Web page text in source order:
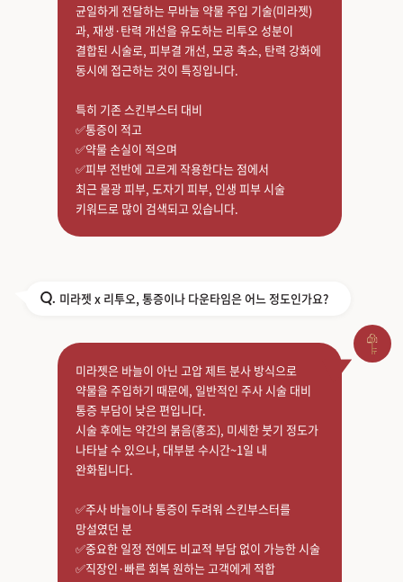
균일하게 전달하는 무바늘 약물 주입 기술(미라젯)
과, 재생·탄력 개선을 유도하는 리투오 성분이
결합된 시술로, 피부결 개선, 모공 축소, 탄력 강화에
동시에 접근하는 것이 특징입니다.
특히 기존 스킨부스터 대비
✅통증이 적고
✅약물 손실이 적으며
✅피부 전반에 고르게 작용한다는 점에서
최근 물광 피부, 도자기 피부, 인생 피부 시술
키워드로 많이 검색되고 있습니다.
Q. 미라젯 x 리투오, 통증이나 다운타임은 어느 정도인가요?
미라젯은 바늘이 아닌 고압 제트 분사 방식으로
약물을 주입하기 때문에, 일반적인 주사 시술 대비
통증 부담이 낮은 편입니다.
시술 후에는 약간의 붉음(홍조), 미세한 붓기 정도가
나타날 수 있으나, 대부분 수시간~1일 내
완화됩니다.
✅주사 바늘이나 통증이 두려워 스킨부스터를
망설였던 분
✅중요한 일정 전에도 비교적 부담 없이 가능한 시술
✅직장인·빠른 회복 원하는 고객에게 적합